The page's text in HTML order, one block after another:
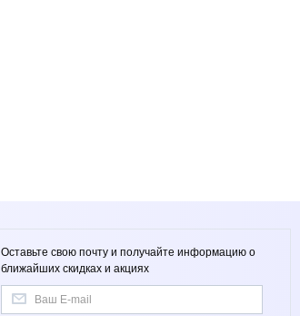
Оставьте свою почту и получайте информацию о
ближайших скидках и акциях